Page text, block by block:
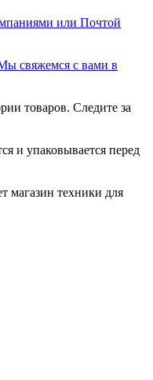
или Почтой
свяжемся с вами в
товаров. Следите за
и упаковывается перед
магазин техники для